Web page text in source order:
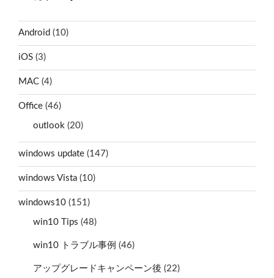
Android (10)
iOS (3)
MAC (4)
Office (46)
outlook (20)
windows update (147)
windows Vista (10)
windows10 (151)
win10 Tips (48)
win10 トラブル事例 (46)
アップグレードキャンペーン後 (22)